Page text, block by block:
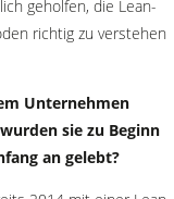
geholfen, die Lean-
richtig zu verstehen
Unternehmen
sie zu Beginn
an gelebt?